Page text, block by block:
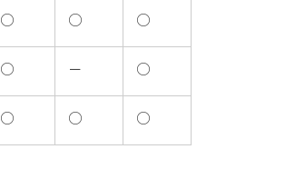
○ ○ ○
○ － ○
○ ○ ○